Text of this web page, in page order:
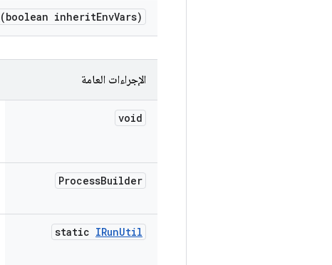
(boolean inheritEnvVars)
الإجراءات العامة
void
ProcessBuilder
static IRunUtil